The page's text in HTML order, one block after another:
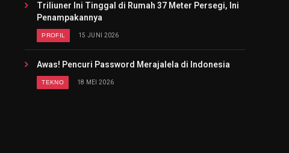
Triliuner Ini Tinggal di Rumah 37 Meter Persegi, Ini
Penampakannya
PROFIL 15 JUNI 2026
Awas! Pencuri Password Merajalela di Indonesia
TEKNO 18 MEI 2026